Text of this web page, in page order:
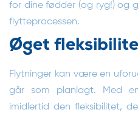
for dine fødder (og ryg!) og
flytteprocessen.
Øget
Flytninger kan være en
går som planlagt. Med
imidlertid den fleksibilitet,